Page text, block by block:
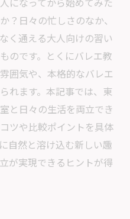
？日々の忙しさのなか、
く通える大人向けの習い
のです。とくにバレエ教
囲気や、本格的なバレエ
れます。本記事では、東
と日々の生活を両立でき
ツや比較ポイントを具体
自然と溶け込む新しい趣
が実現できるヒントが得